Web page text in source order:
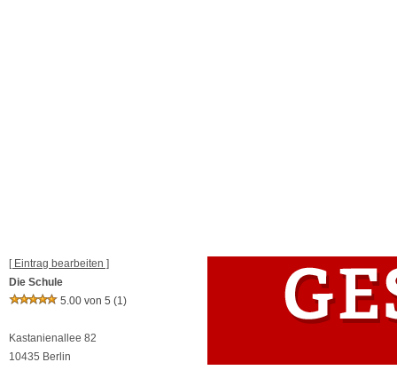
[ Eintrag bearbeiten ]
Die Schule
5.00 von 5 (1)
Kastanienallee 82
10435 Berlin